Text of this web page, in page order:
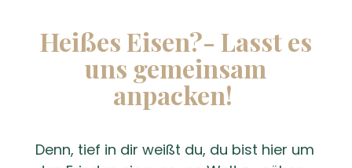
Heißes Eisen?- Lasst es
uns gemeinsam
anpacken!
Denn, tief in dir weißt du, du bist hier um